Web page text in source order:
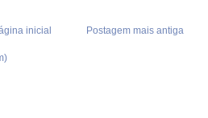
Postagem mais antiga
inicial